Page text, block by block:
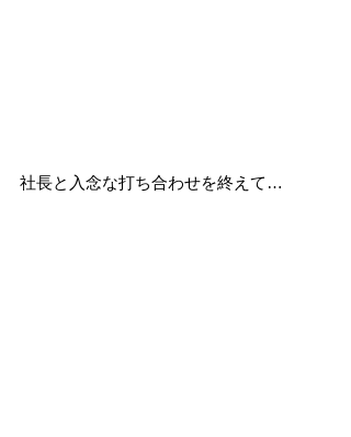
社長と入念な打ち合わせを終えて…